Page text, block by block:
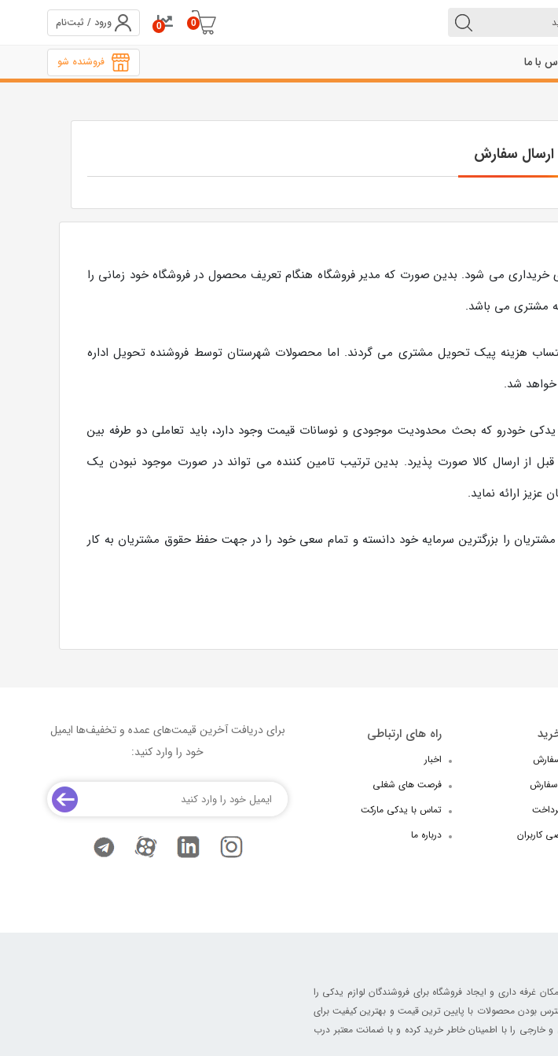
0
0 ورود / ثبت‌نام
با ما فروشنده شو
ارسال سفارش
می شود. بدین صورت که مدیر فروشگاه هنگام تعریف محصول در فروشگاه خود زمانی را
مشتری می باشد.
هزینه پیک تحویل مشتری می گردند. اما محصولات شهرستان توسط فروشنده تحویل اداره
شد.
یدکی خودرو که بحث محدودیت موجودی و نوسانات قیمت وجود دارد، باید تعاملی دو طرفه بین
از ارسال کالا صورت پذیرد. بدین ترتیب تامین کننده می تواند در صورت موجود نبودن یک
ارائه نماید.
مشتریان را بزرگترین سرمایه خود دانسته و تمام سعی خود را در جهت حفظ حقوق مشتریان به کار
سفارش
کاربران
راه های ارتباطی
اخبار
فرصت های شغلی
تماس با یدکی مارکت
درباره ما
برای دریافت آخرین قیمت‌های عمده و تخفیف‌ها ایمیل
خود را وارد کنید:
غرفه داری و ایجاد فروشگاه برای فروشندگان لوازم یدکی را
بودن محصولات با پایین ترین قیمت و بهترین کیفیت برای
را با اطمینان خاطر خرید کرده و با ضمانت معتبر درب